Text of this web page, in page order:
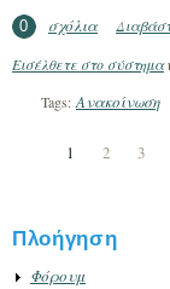
0 σχόλια
Εισέλθετε στο σύστημα
Tags: Ανακοίνωση
1 2 3
Πλοήγηση
Φόρουμ